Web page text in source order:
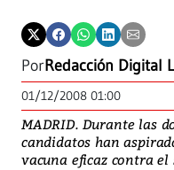
PorRedacción Digital
01/12/2008 01:00
MADRID. Durante las
candidatos han
vacuna eficaz contra el